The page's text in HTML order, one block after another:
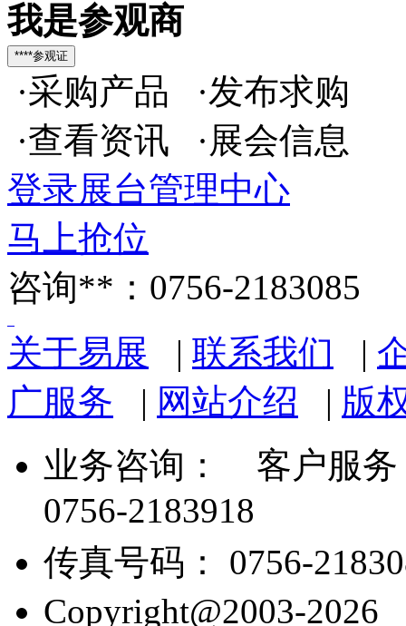
我是参观商
·采购产品 ·发布求购
·查看资讯 ·展会信息
登录展台管理中心
马上抢位
咨询**：0756-2183085
关于易展 | 联系我们 |
广服务 | 网站介绍 | 版
业务咨询：
客户服务
0756-2183918
传真号码： 0756-
Copyright@2003-